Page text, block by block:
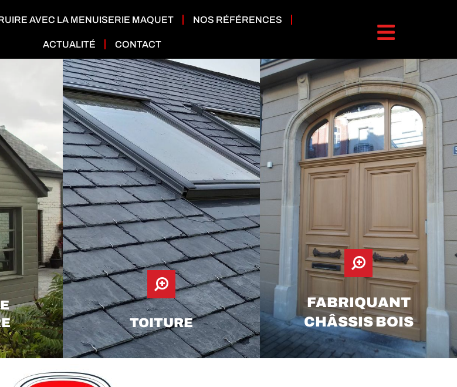
AVEC LA MENUISERIE MAQUET NOS RÉFÉRENCES
ACTUALITÉ CONTACT
TOITURE
TOITURE
Couverture ardoise / tuile / acier
Toiture plate
Fenêtre de toit
Isolation de toiture
FABRIQUANT
CHÂSSIS BOIS
FABRIQUANT CHÂSSIS
BOIS